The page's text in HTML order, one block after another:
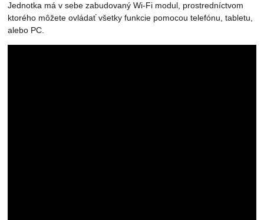
Jednotka má v sebe zabudovaný Wi-Fi modul, prostredníctvom
ktorého môžete ovládať všetky funkcie pomocou telefónu, tabletu,
alebo PC.